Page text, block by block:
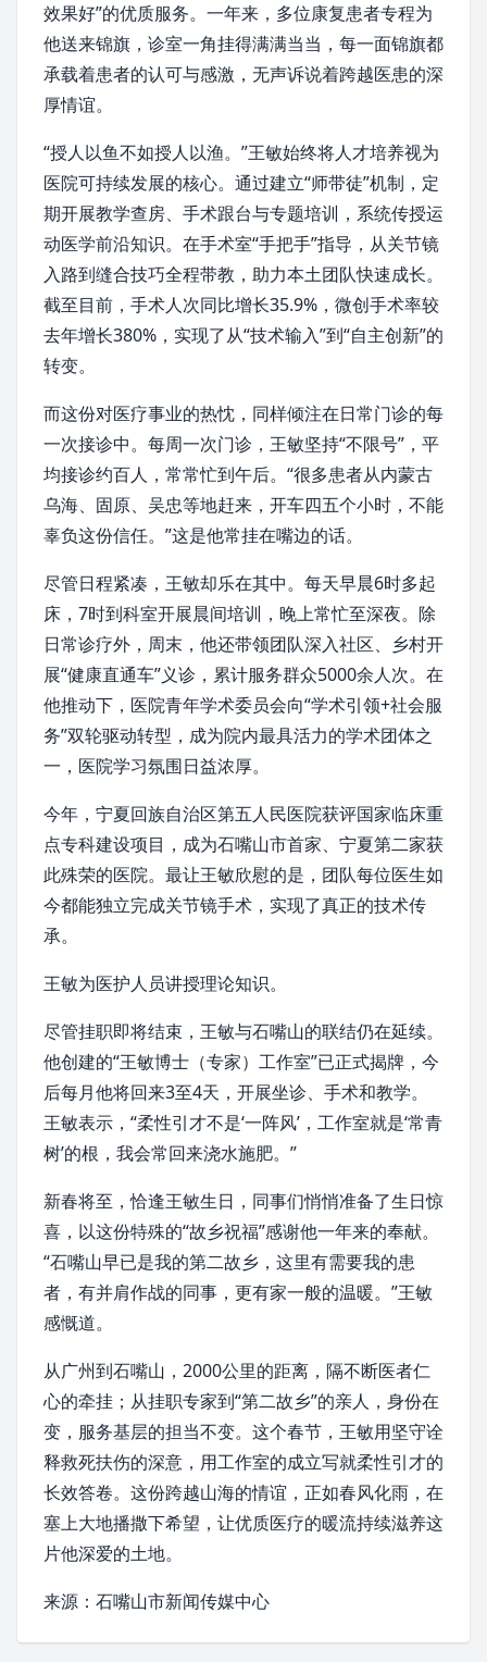
效果好”的优质服务。一年来，多位康复患者专程为
他送来锦旗，诊室一角挂得满满当当，每一面锦旗都
承载着患者的认可与感激，无声诉说着跨越医患的深
厚情谊。
“授人以鱼不如授人以渔。”王敏始终将人才培养视为
医院可持续发展的核心。通过建立“师带徒”机制，定
期开展教学查房、手术跟台与专题培训，系统传授运
动医学前沿知识。在手术室“手把手”指导，从关节镜
入路到缝合技巧全程带教，助力本土团队快速成长。
截至目前，手术人次同比增长35.9%，微创手术率较
去年增长380%，实现了从“技术输入”到“自主创新”的
转变。
而这份对医疗事业的热忱，同样倾注在日常门诊的每
一次接诊中。每周一次门诊，王敏坚持“不限号”，平
均接诊约百人，常常忙到午后。“很多患者从内蒙古
乌海、 固原、 吴忠等地赶来，开车四五个小时，不能
辜负这份信任。”这是他常挂在嘴边的话。
尽管日程紧凑，王敏却乐在其中。每天早晨6时多起
床，7时到科室开展晨间培训，晚上常忙至深夜。除
日常诊疗外，周末，他还带领团队深入社区、乡村开
展“健康直通车”义诊，累计服务群众5000余人次。在
他推动下，医院青年学术委员会向“学术引领+社会服
务”双轮驱动转型，成为院内最具活力的学术团体之
一，医院学习氛围日益浓厚。
今年，宁夏回族自治区第五人民医院获评国家临床重
点专科建设项目，成为石嘴山市首家、宁夏第二家获
此殊荣的医院。最让王敏欣慰的是，团队每位医生如
今都能独立完成关节镜手术 ，实现了真正的技术传
承。
王敏为医护人员讲授理论知识。
尽管挂职即将结束，王敏与石嘴山的联结仍在延续。
他创建的“王敏博士（专家）工作室”已正式揭牌，今
后每月他将回来3至4天，开展坐诊、手术和教学。
王敏表示，“柔性引才不是‘一阵风’，工作室就是‘常青
树’的根，我会常回来浇水施肥。”
新春将至，恰逢王敏生日，同事们悄悄准备了生日惊
喜，以这份特殊的“故乡祝福”感谢他一年来的奉献。
“石嘴山早已是我的第二故乡，这里有需要我的患
者，有并肩作战的同事，更有家一般的温暖。”王敏
感慨道。
从广州到石嘴山，2000公里的距离，隔不断医者仁
心的牵挂；从挂职专家到“第二故乡”的亲人，身份在
变，服务基层的担当不变。这个春节，王敏用坚守诠
释救死扶伤的深意，用工作室的成立写就柔性引才的
长效答卷。这份跨越山海的情谊，正如春风化雨，在
塞上大地播撒下希望，让优质医疗的暖流持续滋养这
片他深爱的土地。
来源：石嘴山市新闻传媒中心